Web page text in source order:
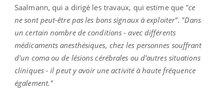
Saalmann, qui a dirigé les travaux, qui estime que "ce
ne sont peut-être pas les bons signaux à exploiter". "Dans
un certain nombre de conditions - avec différents
médicaments anesthésiques, chez les personnes souffrant
d'un coma ou de lésions cérébrales ou d'autres situations
cliniques - il peut y avoir une activité à haute fréquence
également."